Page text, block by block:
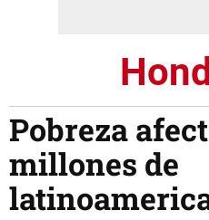
Pobreza
millones de